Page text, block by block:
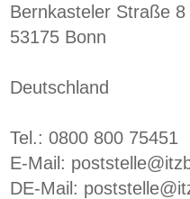
Bernkasteler Straße 8
53175 Bonn
Deutschland
Tel.: 0800 800 75451
E-Mail:
DE-Mail: